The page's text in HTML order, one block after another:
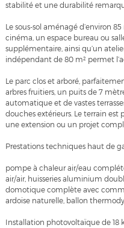
stabilité et une durabilité
Le sous-sol aménagé d’environ
cinéma, un espace bureau ou
supplémentaire, ainsi qu’un
indépendant de 80 m² permet
Le parc clos et arboré,
arbres fruitiers, un puits de 7
automatique et de vastes
douches extérieurs. Le terrain
une extension ou un projet
Prestations techniques haut de
pompe à chaleur air/eau
air/air, huisseries aluminium
domotique complète avec
ardoise naturelle, ballon
Installation photovoltaïque de 18